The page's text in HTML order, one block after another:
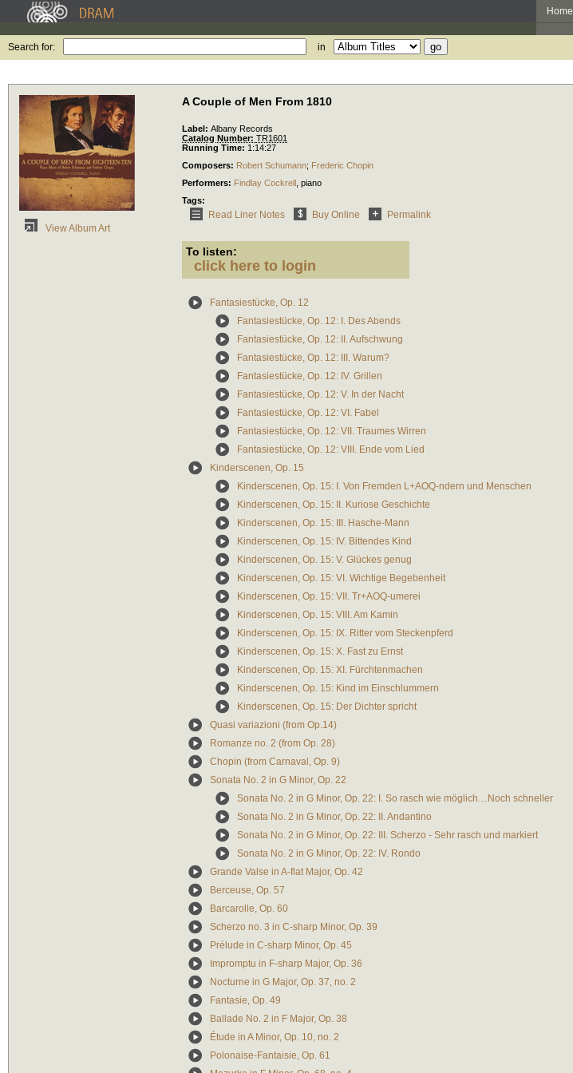
Home
Search for: in
View Album Art
A Couple of Men From 1810
Label: Albany Records
Catalog Number: TR1601
Running Time: 1:14:27
Composers: Robert Schumann; Frederic Chopin
Performers: Findlay Cockrell piano
Tags:
Read Liner Notes Buy Online Permalink
To listen:
click here to login
Fantasiestücke, Op. 12
Fantasiestücke, Op. 12: I. Des Abends
Fantasiestücke, Op. 12: II. Aufschwung
Fantasiestücke, Op. 12: III. Warum?
Fantasiestücke, Op. 12: IV. Grillen
Fantasiestücke, Op. 12: V. In der Nacht
Fantasiestücke, Op. 12: VI. Fabel
Fantasiestücke, Op. 12: VII. Traumes Wirren
Fantasiestücke, Op. 12: VIII. Ende vom Lied
Kinderscenen, Op. 15
Kinderscenen, Op. 15: I. Von Fremden L+AOQ-ndern und Menschen
Kinderscenen, Op. 15: II. Kuriose Geschichte
Kinderscenen, Op. 15: III. Hasche-Mann
Kinderscenen, Op. 15: IV. Bittendes Kind
Kinderscenen, Op. 15: V. Glückes genug
Kinderscenen, Op. 15: VI. Wichtige Begebenheit
Kinderscenen, Op. 15: VII. Tr+AOQ-umerei
Kinderscenen, Op. 15: VIII. Am Kamin
Kinderscenen, Op. 15: IX. Ritter vom Steckenpferd
Kinderscenen, Op. 15: X. Fast zu Ernst
Kinderscenen, Op. 15: XI. Fürchtenmachen
Kinderscenen, Op. 15: Kind im Einschlummern
Kinderscenen, Op. 15: Der Dichter spricht
Quasi variazioni (from Op.14)
Romanze no. 2 (from Op. 28)
Chopin (from Carnaval, Op. 9)
Sonata No. 2 in G Minor, Op. 22
Sonata No. 2 in G Minor, Op. 22: I. So rasch wie möglich…Noch schneller
Sonata No. 2 in G Minor, Op. 22: II. Andantino
Sonata No. 2 in G Minor, Op. 22: III. Scherzo - Sehr rasch und markiert
Sonata No. 2 in G Minor, Op. 22: IV. Rondo
Grande Valse in A-flat Major, Op. 42
Berceuse, Op. 57
Barcarolle, Op. 60
Scherzo no. 3 in C-sharp Minor, Op. 39
Prélude in C-sharp Minor, Op. 45
Impromptu in F-sharp Major, Op. 36
Nocturne in G Major, Op. 37, no. 2
Fantasie, Op. 49
Ballade No. 2 in F Major, Op. 38
Étude in A Minor, Op. 10, no. 2
Polonaise-Fantaisie, Op. 61